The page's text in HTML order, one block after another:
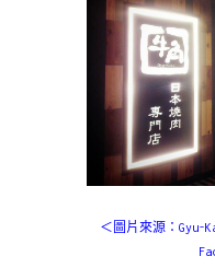
＜圖片來源：Gyu-